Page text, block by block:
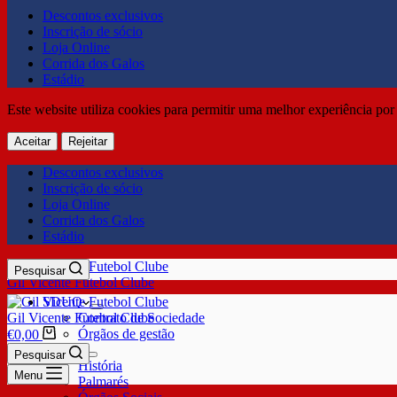
Descontos exclusivos
Inscrição de sócio
Loja Online
Corrida dos Galos
Estádio
Este website utiliza cookies para permitir uma melhor experiência
Aceitar Rejeitar
Descontos exclusivos
Inscrição de sócio
Loja Online
Corrida dos Galos
Estádio
Gil Vicente Futebol Clube
Pesquisar
SDUQ
Contrato de Sociedade
Órgãos de gestão
Clube
História
Palmarés
Gil Vicente Futebol Clube
€0,00
Pesquisar
Menu